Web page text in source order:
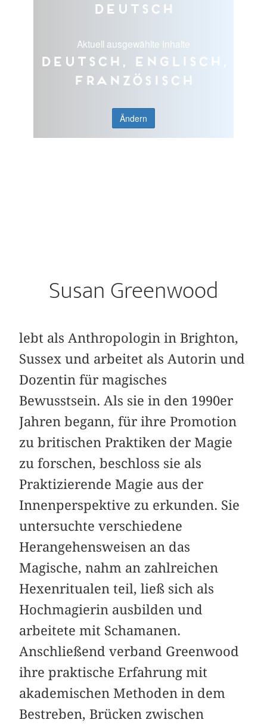
Deutsch
Aktuell ausgewählte Inhalte
Deutsch, Englisch,
Französisch
Ändern
Susan Greenwood
lebt als Anthropologin in Brighton,
Sussex und arbeitet als Autorin und
Dozentin für magisches
Bewusstsein. Als sie in den 1990er
Jahren begann, für ihre Promotion
zu britischen Praktiken der Magie
zu forschen, beschloss sie als
Praktizierende Magie aus der
Innenperspektive zu erkunden. Sie
untersuchte verschiedene
Herangehensweisen an das
Magische, nahm an zahlreichen
Hexenritualen teil, ließ sich als
Hochmagierin ausbilden und
arbeitete mit Schamanen.
Anschließend verband Greenwood
ihre praktische Erfahrung mit
akademischen Methoden in dem
Bestreben, Brücken zwischen